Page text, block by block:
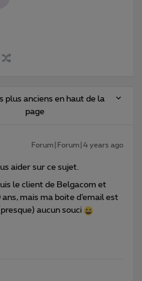
plus anciens en haut de la
page
Forum|Forum|4 years ago
aider sur ce sujet.
le client de Belgacom et
mais ma boite d’email est
aucun souci